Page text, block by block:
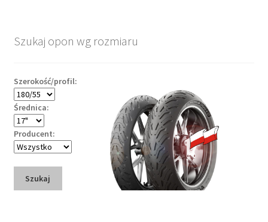
Szukaj opon wg rozmiaru
Szerokość/profil:
Średnica:
Producent:
Szukaj